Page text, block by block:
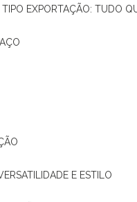
TIPO EXPORTAÇÃO: TUDO
E ESTILO